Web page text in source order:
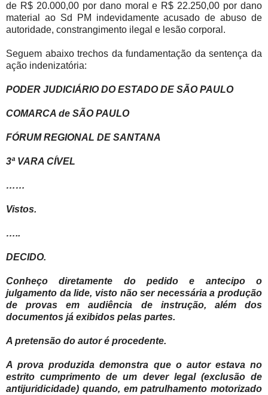
de R$ 20.000,00 por dano moral e R$ 22.250,00 por dano
material ao Sd PM indevidamente acusado de abuso de
autoridade, constrangimento ilegal e lesão corporal.
Seguem abaixo trechos da fundamentação da sentença da
ação indenizatória:
PODER JUDICIÁRIO DO ESTADO DE SÃO PAULO
COMARCA de SÃO PAULO
FÓRUM REGIONAL DE SANTANA
3ª VARA CÍVEL
……
Vistos.
…..
DECIDO.
Conheço diretamente do pedido e antecipo o
julgamento da lide, visto não ser necessária a produção
de provas em audiência de instrução, além dos
documentos já exibidos pelas partes.
A pretensão do autor é procedente.
A prova produzida demonstra que o autor estava no
estrito cumprimento de um dever legal (exclusão de
antijuridicidade) quando, em patrulhamento motorizado